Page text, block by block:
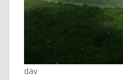
dav